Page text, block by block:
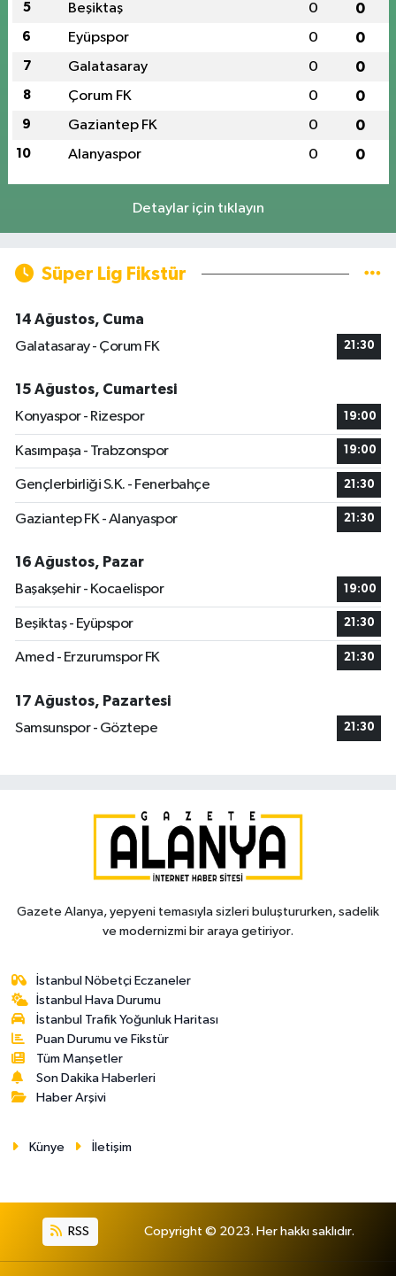
5 Beşiktaş 0 0
6 Eyüpspor 0 0
7 Galatasaray 0 0
8 Çorum FK 0 0
9 Gaziantep FK 0 0
10 Alanyaspor 0 0
Detaylar için tıklayın
Süper Lig Fikstür
14 Ağustos, Cuma
Galatasaray - Çorum FK
21:30
15 Ağustos, Cumartesi
Konyaspor - Rizespor
19:00
Kasımpaşa - Trabzonspor 19:00
Gençlerbirliği S.K. - Fenerbahçe 21:30
Gaziantep FK - Alanyaspor 21:30
16 Ağustos, Pazar
Başakşehir - Kocaelispor
19:00
Beşiktaş - Eyüpspor 21:30
Amed - Erzurumspor FK 21:30
17 Ağustos, Pazartesi
Samsunspor - Göztepe
21:30
Gazete Alanya, yepyeni temasıyla sizleri buluştururken, sadelik
ve modernizmi bir araya getiriyor.
İstanbul Nöbetçi Eczaneler
İstanbul Hava Durumu
İstanbul Trafik Yoğunluk Haritası
Puan Durumu ve Fikstür
Tüm Manşetler
Son Dakika Haberleri
Haber Arşivi
Künye İletişim
RSS Copyright © 2023. Her hakkı saklıdır.